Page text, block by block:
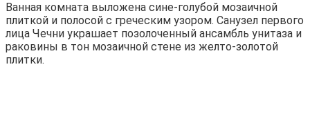
Ванная комната выложена сине-голубой мозаичной
плиткой и полосой с греческим узором. Санузел первого
лица Чечни украшает позолоченный ансамбль унитаза и
раковины в тон мозаичной стене из желто-золотой
плитки.